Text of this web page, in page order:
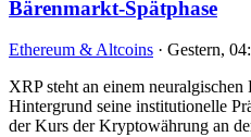
Bärenmarkt-Spätphase
Ethereum & Altcoins · Gestern,
XRP steht an einem
Hintergrund seine institutionelle
der Kurs der Kryptowährung an